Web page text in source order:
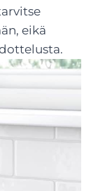
eikä